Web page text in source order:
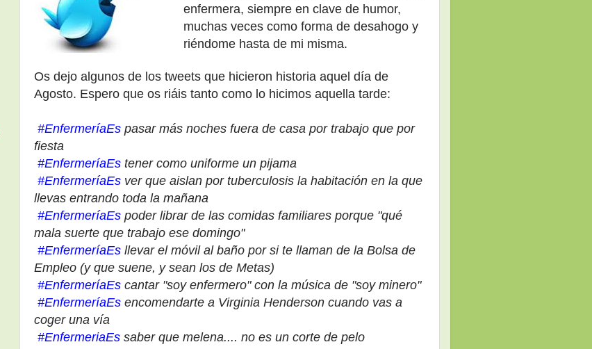
enfermera, siempre en clave de humor,
muchas veces como forma de desahogo y
riéndome hasta de mi misma.
Os dejo algunos de los tweets que hicieron historia aquel día de
Agosto. Espero que os riáis tanto como lo hicimos aquella tarde:
#EnfermeríaEspasar más noches fuera de casa por trabajo que por
fiesta
#EnfermeríaEs tener como uniforme un pijama
#EnfermeríaEsver que aislan por tuberculosis la habitación en la que
llevas entrando toda la mañana
#EnfermeríaEspoder librar de las comidas familiares porque "qué
mala suerte que trabajo ese domingo"
#EnfermeríaEsllevar el móvil al bañopor si te llaman de la Bolsa de
Empleo (y que suene, y sean los de Metas)
#EnfermeríaEscantar "soy enfermero" con la música de "soy minero"
#EnfermeríaEsencomendarte a Virginia Henderson cuando vas a
coger una vía
#EnfermeriaEssaber que melena.... no es un corte de pelo